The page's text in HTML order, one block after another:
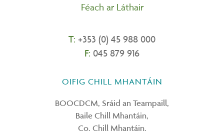
Féach ar Láthair
T: +353 (0) 45 988 000
F: 045 879 916
OIFIG CHILL MHANTÁIN
BOOCDCM, Sráid an Teampaill,
Baile Chill Mhantáin,
Co. Chill Mhantáin.